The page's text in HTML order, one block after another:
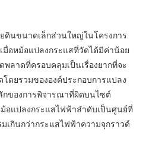
ดินขนาดเล็กส่วนใหญ่ในโครงการ
มื่อหม้อแปลงกระแสที่วัดได้มีค่าน้อย
ลาดที่ครอบคลุมเป็นเรื่องยากที่จะ
ยรวมขององค์ประกอบการแปลง
ของการพิจารณาที่ผิดบนไซต์
ม้อแปลงกระแสไฟฟ้าลำดับเป็นศูนย์ที่
เกินกว่ากระแสไฟฟ้าความจุกราวด์